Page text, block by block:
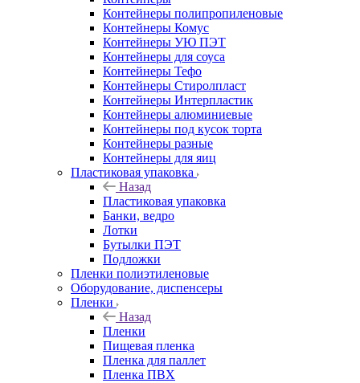
Контейнеры полипропиленовые
Контейнеры Комус
Контейнеры УЮ ПЭТ
Контейнеры для соуса
Контейнеры Тефо
Контейнеры Стиролпласт
Контейнеры Интерпластик
Контейнеры алюминиевые
Контейнеры под кусок торта
Контейнеры разные
Контейнеры для яиц
Пластиковая упаковка
Назад
Пластиковая упаковка
Банки, ведро
Лотки
Бутылки ПЭТ
Подложки
Пленки полиэтиленовые
Оборудование, диспенсеры
Пленки
Назад
Пленки
Пищевая пленка
Пленка для паллет
Пленка ПВХ